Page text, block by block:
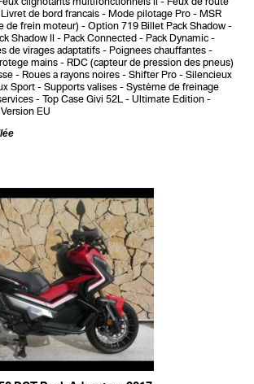
Livret de bord francais Mode pilotage Pro
MSR
de frein moteur)
Option 719 Billet Pack Shadow
Shadow II
Pack Connected
Pack Dynamic
de virages adaptatifs
Poignees chauffantes
mains
RDC (capteur de pression des pneus)
Roues a rayons noires Shifter Pro
Silencieux
Sport Supports valises
Système de freinage
Top Case Givi 52L
Ultimate Edition
Version EU